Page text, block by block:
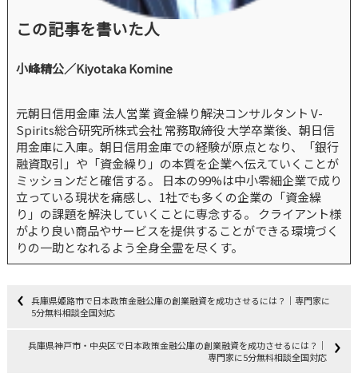
この記事を書いた人
小峰精公／Kiyotaka Komine
元朝日信用金庫 法人営業 資金繰り解決コンサルタント V-
Spirits総合研究所株式会社 常務取締役 大学卒業後、朝日信
用金庫に入庫。朝日信用金庫での経験が原点となり、「銀行
融資取引」や「資金繰り」の本質を企業へ伝えていくことが
ミッションだと確信する。 日本の99%は中小零細企業で成り
立っている現状を痛感し、1社でも多くの企業の「資金繰
り」の課題を解決していくことに専念する。 クライアント様
がより良い商品やサービスを提供することができる環境づく
りの一助となれるよう全身全霊を尽くす。
兵庫県姫路市で日本政策金融公庫の創業融資を成功させるには？｜専門家に
5分無料相談全国対応
兵庫県神戸市・中央区で日本政策金融公庫の創業融資を成功させるには？｜
専門家に5分無料相談全国対応